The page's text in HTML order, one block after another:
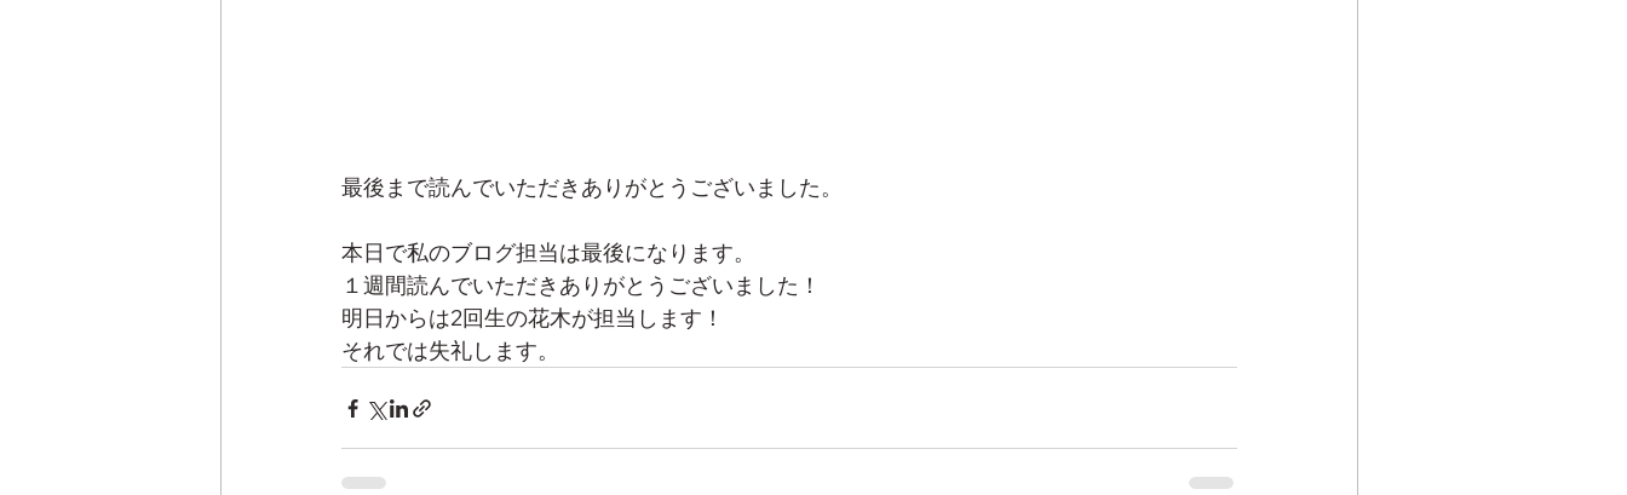
最後まで読んでいただきありがとうございました。
本日で私のブログ担当は最後になります。
１週間読んでいただきありがとうございました！
明日からは2回生の花木が担当します！
それでは失礼します。